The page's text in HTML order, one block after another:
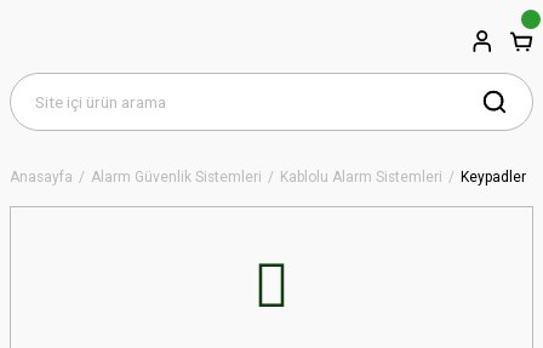
Anasayfa Alarm Güvenlik Sistemleri Kablolu Alarm Sistemleri Keypadler